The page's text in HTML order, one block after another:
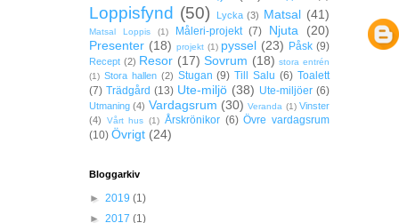
Loppisfynd (50) Lycka (3) Matsal (41)
Matsal Loppis (1) Måleri-projekt (7) Njuta
(20)
Presenter (18) projekt (1) pyssel (23) Påsk (9)
Recept (2) Resor (17) Sovrum (18) stora entrén
(1) Stora hallen (2) Stugan (9) Till Salu (6) Toalett
(7) Trädgård (13) Ute-miljö (38) Ute-miljöer (6)
Utmaning (4) Vardagsrum (30) Veranda (1) Vinster
(4)
Vårt hus (1) Årskrönikor (6) Övre vardagsrum
(10) Övrigt (24)
Bloggarkiv
► 2019 (1)
► 2017 (1)